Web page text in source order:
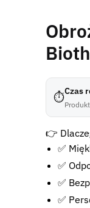
⏱Czas
👉
✅
✅
✅
✅